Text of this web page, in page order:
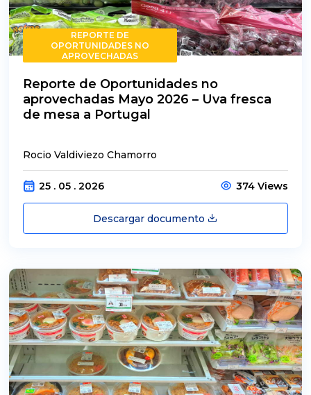
REPORTE DE
OPORTUNIDADES NO
APROVECHADAS
Reporte de Oportunidades no
aprovechadas Mayo 2026 – Uva fresca
de mesa a Portugal
Rocio Valdiviezo Chamorro
25 . 05 . 2026 374 Views
Descargar documento